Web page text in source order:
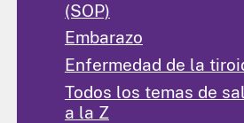
(SOP)
Embarazo
Enfermedad de la
Todos los temas de
a la Z